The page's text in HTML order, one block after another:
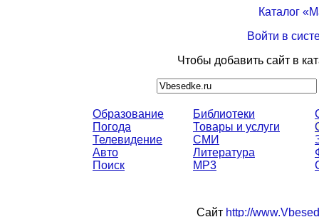
Каталог
Войти в
Чтобы добавить сайт в
Образование
Погода
Телевидение
Авто
Поиск
Библиотеки
Товары и услуги
СМИ
Литература
MP3
Сайт http://